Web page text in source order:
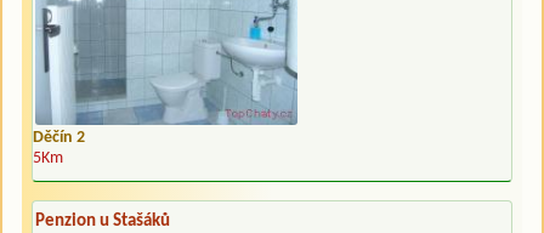
Děčín 2
5Km
Penzion u Stašáků